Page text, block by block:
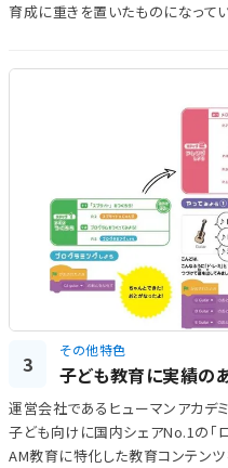
育成に重きを置いたものになってい
3
その他特色
子ども教育に実績の
運営会社であるヒューマンアカデ
子ども向けに国内シェアNo.1の「
AM教育に特化した教育コンテンツ